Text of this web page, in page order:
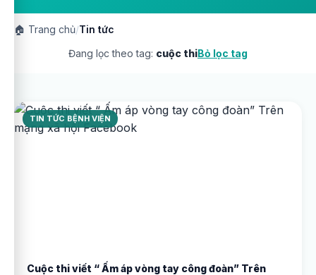
🏠 Trang chủ/Tin tức
Đang lọc theo tag: cuộc thiBỏ lọc tag
TIN TỨC BỆNH VIỆN
Cuộc thi viết “ Ấm áp vòng tay công đoàn” Trên